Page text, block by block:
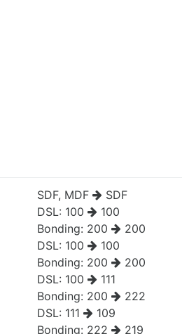
SDF, MDF
SDF
DSL: 100
100
Bonding: 200
200
DSL: 100
100
Bonding: 200
200
DSL: 100
111
Bonding: 200
222
DSL: 111
109
Bonding: 222 219